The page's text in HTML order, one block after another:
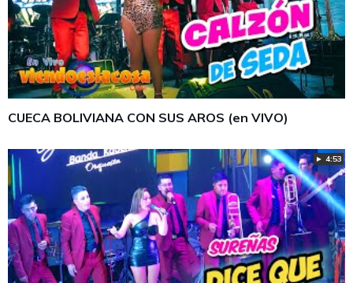
CUECA BOLIVIANA CON SUS AROS (en VIVO)
► 4:53